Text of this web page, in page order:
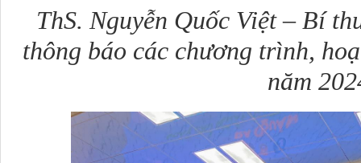
ThS. Nguyễn Quốc Việt – Bí
thông báo các chương trình,
năm